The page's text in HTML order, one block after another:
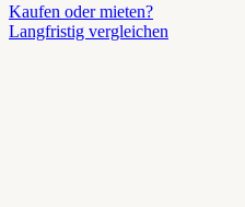
Kaufen oder mieten?
Langfristig vergleichen